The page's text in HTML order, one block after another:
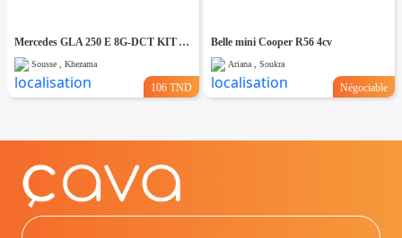
Mercedes GLA 250 E 8G-DCT KIT AMG PACK NIGHT
Sousse , Khezama
106 TND
Belle mini Cooper R56 4cv
Ariana , Soukra
Négociable